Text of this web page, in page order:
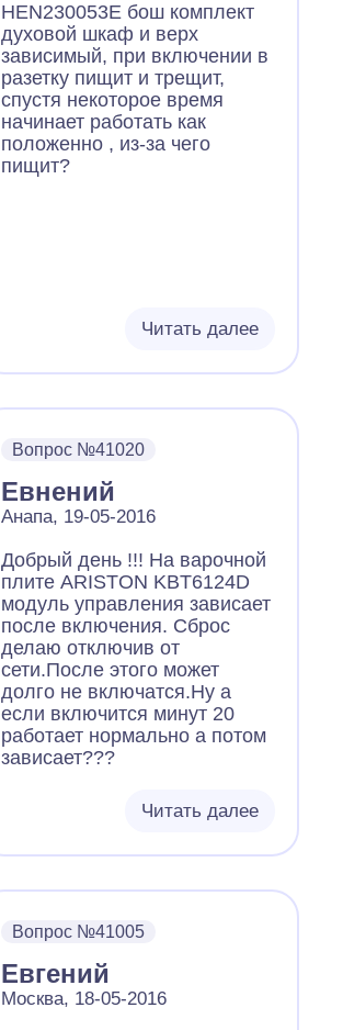
HEN230053E бош комплект
духовой шкаф и верх
зависимый, при включении в
разетку пищит и трещит,
спустя некоторое время
начинает работать как
положенно , из-за чего
пищит?
Читать далее
Вопрос №41020
Евнений
Анапа, 19-05-2016
Добрый день !!! На варочной
плите ARISTON KBT6124D
модуль управления зависает
после включения. Сброс
делаю отключив от
сети.После этого может
долго не включатся.Ну а
если включится минут 20
работает нормально а потом
зависает???
Читать далее
Вопрос №41005
Евгений
Москва, 18-05-2016